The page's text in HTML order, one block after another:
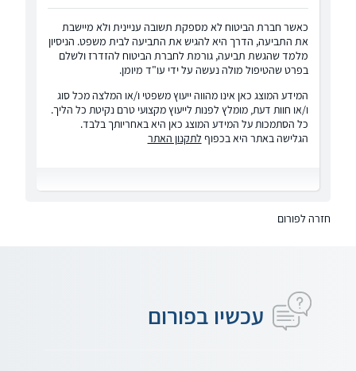
כאשר חברת הביטוח לא מספקת תשובה עניינית ולא מיישבת
את התביעה, הדרך היא להגיש את התביעה לבית משפט. הניסיון
מלמד שהגשת תביעה, גורמת לחברת הביטוח להזדרז ולשלם
בפרט שהטיפול מולה נעשה על ידי עו"ד מיומן.
המידע המוצג כאן אינו מהווה ייעוץ משפטי ו/או המלצה מכל סוג
ו/או חוות דעת, מומלץ לפנות לייעוץ מקצועי טרם נקיטת כל הליך.
כל הסתמכות על המידע המוצג כאן היא באחריותך בלבד.
הגלישה באתר היא בכפוף לתקנון האתר
חזרה לפורום
עכשיו בפורום